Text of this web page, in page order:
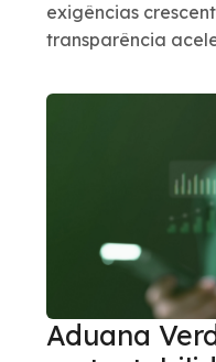
exigências
transparência
Aduana